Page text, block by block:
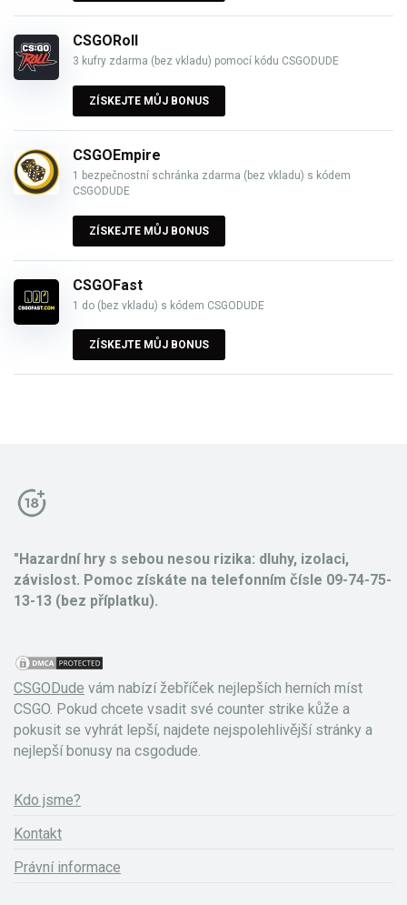
CSGORoll
3 kufry zdarma (bez vkladu) pomocí kódu CSGODUDE
ZÍSKEJTE MŮJ BONUS
CSGOEmpire
1 bezpečnostní schránka zdarma (bez vkladu) s kódem
CSGODUDE
ZÍSKEJTE MŮJ BONUS
CSGOFast
1 do (bez vkladu) s kódem CSGODUDE
ZÍSKEJTE MŮJ BONUS
"Hazardní hry s sebou nesou rizika: dluhy, izolaci,
závislost. Pomoc získáte na telefonním čísle 09-74-75-
13-13 (bez příplatku).
CSGODude vám nabízí žebříček nejlepších herních míst
CSGO. Pokud chcete vsadit své counter strike kůže a
pokusit se vyhrát lepší, najdete nejspolehlivější stránky a
nejlepší bonusy na csgodude.
Kdo jsme?
Kontakt
Právní informace